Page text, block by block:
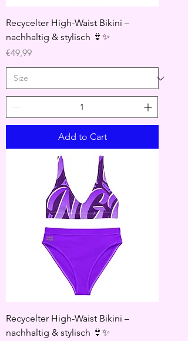
Recycelter High-Waist Bikini –
nachhaltig & stylisch 👙✨
Price
€49,99
Add to Cart
Recycelter High-Waist Bikini –
nachhaltig & stylisch 👙✨